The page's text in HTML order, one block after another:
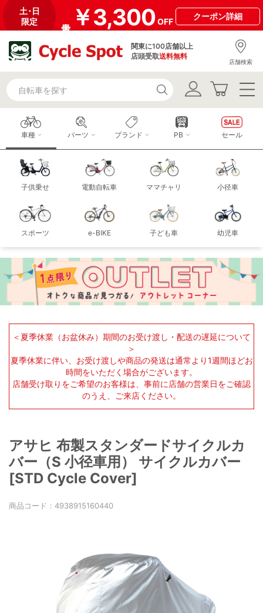
土･日
限定
￥3,300OFF
クーポン詳細
関東に100店舗以上
店頭受取送料無料
店舗検索
車種
子供乗せ 電動自転車 ママチャリ 小径車
スポーツ e-BIKE 子ども車 幼児車
パーツ ブランド PB セール
＜夏季休業（お盆休み）期間のお受け渡し・配送の遅延について
＞
夏季休業に伴い、お受け渡しや商品の発送は通常より1週間ほどお
時間をいただく場合がございます。
店舗受け取りをご希望のお客様は、事前に店舗の営業日をご確認
のうえ、ご来店ください。
アサヒ 布製スタンダードサイクルカ
バー（S 小径車用） サイクルカバー
[STD Cycle Cover]
商品コード： 4938915160440